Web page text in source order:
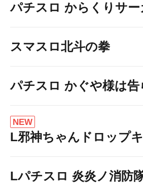
パチスロ からくりサー
スマスロ北斗の拳
パチスロ かぐや様は告
NEW
L邪神ちゃんドロップ
Lパチスロ 炎炎ノ消防